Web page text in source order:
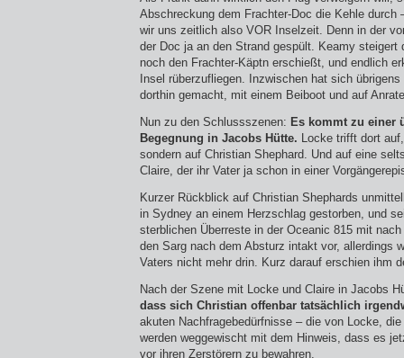
Abschreckung dem Frachter-Doc die Kehle durch
wir uns zeitlich also VOR Inselzeit. Denn in der
der Doc ja an den Strand gespült. Keamy steigert
noch den Frachter-Käptn erschießt, und endlich
Insel rüberzufliegen. Inzwischen hat sich
dorthin gemacht, mit einem Beiboot und auf
Nun zu den Schlussszenen: Es kommt zu einer
Begegnung in Jacobs Hütte. Locke trifft dort
sondern auf Christian Shephard. Und auf eine
Claire, der ihr Vater ja schon in einer
Kurzer Rückblick auf Christian Shephards
in Sydney an einem Herzschlag gestorben, und
sterblichen Überreste in der Oceanic 815 mit
den Sarg nach dem Absturz intakt vor, allerdings
Vaters nicht mehr drin. Kurz darauf erschien ihm
Nach der Szene mit Locke und Claire in Jacobs
dass sich Christian offenbar tatsächlich
akuten Nachfragebedürfnisse – die von Locke,
werden weggewischt mit dem Hinweis, dass es
vor ihren Zerstörern zu bewahren.